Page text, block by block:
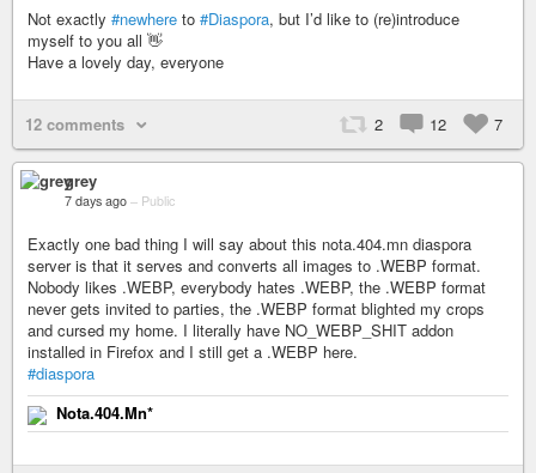
Not exactly #newhere to #Diaspora, but I’d like to (re)introduce
myself to you all 👋️
Have a lovely day, everyone
12 comments 2 12 7
grey
7 days ago – Public
Exactly one bad thing I will say about this nota.404.mn diaspora
server is that it serves and converts all images to .WEBP format.
Nobody likes .WEBP, everybody hates .WEBP, the .WEBP format
never gets invited to parties, the .WEBP format blighted my crops
and cursed my home. I literally have NO_WEBP_SHIT addon
installed in Firefox and I still get a .WEBP here.
#diaspora
Nota.404.Mn*